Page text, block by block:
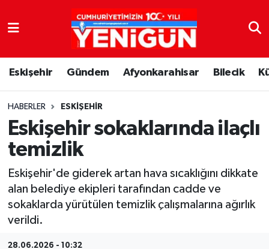
Eskişehir Gündem Afyonkarahisar Bilecik
HABERLER ESKIŞEHIR
Eskişehir sokaklarında ilaçlı
temizlik
Eskişehir'de giderek artan hava sıcaklığını dikkate
alan belediye ekipleri tarafından cadde ve
sokaklarda yürütülen temizlik çalışmalarına ağırlık
verildi.
28.06.2026 - 10:32
Nöbetçi Eczaneler
Hava Durumu
Trafik Durumu
Süper Lig Puan Durumu ve Fikstür
Tüm Manşetler
Son Dakika Haberleri